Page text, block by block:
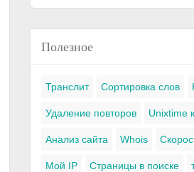
Полезное
Транслит Сортировка слов
Удаление повторов Unixtime
Анализ сайта Whois
Мой IP Страницы в поиске